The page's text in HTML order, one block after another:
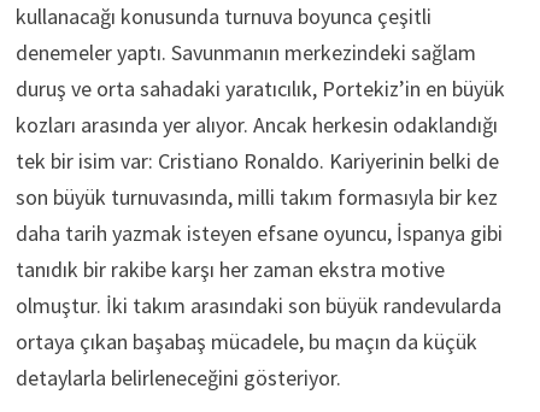
kullanacağı konusunda turnuva boyunca çeşitli
denemeler yaptı. Savunmanın merkezindeki sağlam
duruş ve orta sahadaki yaratıcılık, Portekiz’in en büyük
kozları arasında yer alıyor. Ancak herkesin odaklandığı
tek bir isim var: Cristiano Ronaldo. Kariyerinin belki de
son büyük turnuvasında, milli takım formasıyla bir kez
daha tarih yazmak isteyen efsane oyuncu, İspanya gibi
tanıdık bir rakibe karşı her zaman ekstra motive
olmuştur. İki takım arasındaki son büyük randevularda
ortaya çıkan başabaş mücadele, bu maçın da küçük
detaylarla belirleneceğini gösteriyor.